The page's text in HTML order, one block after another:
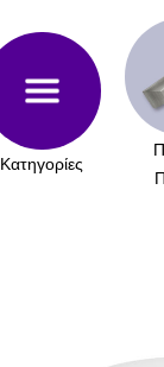
Κατηγορίες